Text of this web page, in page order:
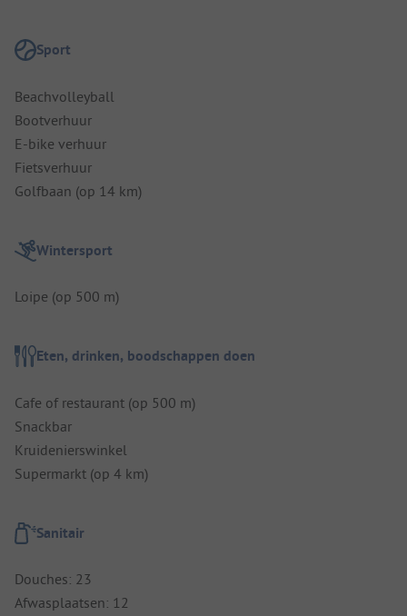
Sport
Beachvolleyball
Bootverhuur
E-bike verhuur
Fietsverhuur
Golfbaan (op 14 km)
Wintersport
Loipe (op 500 m)
Eten, drinken, boodschappen doen
Cafe of restaurant (op 500 m)
Snackbar
Kruidenierswinkel
Supermarkt (op 4 km)
Sanitair
Douches: 23
Afwasplaatsen: 12